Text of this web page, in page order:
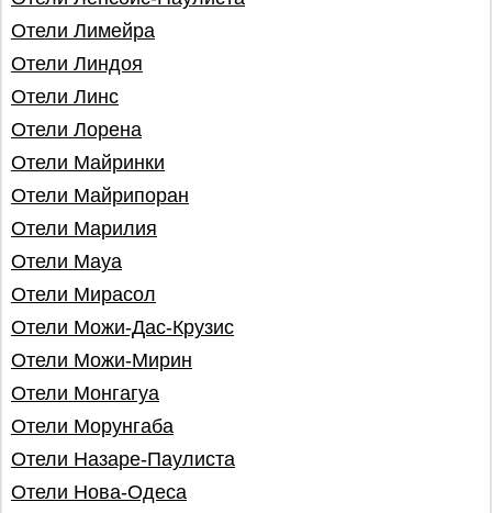
Отели Лимейра
Отели Линдоя
Отели Линс
Отели Лорена
Отели Майринки
Отели Майрипоран
Отели Марилия
Отели Мауа
Отели Мирасол
Отели Можи-Дас-Крузис
Отели Можи-Мирин
Отели Монгагуа
Отели Морунгаба
Отели Назаре-Паулиста
Отели Нова-Одеса